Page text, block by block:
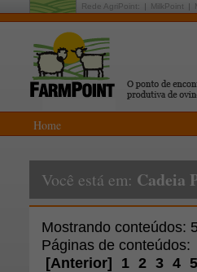
Rede AgriPoint: MilkPoint
Home
Você está em: Cadeia
Mostrando conteúdos:
Páginas de conteúdos:
[Anterior] 1 2 3 4 5